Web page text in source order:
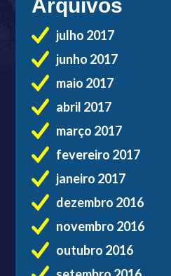
Arquivos
julho 2017
junho 2017
maio 2017
abril 2017
março 2017
fevereiro 2017
janeiro 2017
dezembro 2016
novembro 2016
outubro 2016